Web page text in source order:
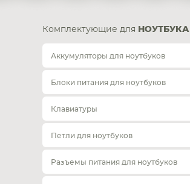
Комплектующие для НОУТБУКА
Аккумуляторы для ноутбуков
Блоки питания для ноутбуков
Клавиатуры
Петли для ноутбуков
Разъемы питания для ноутбуков